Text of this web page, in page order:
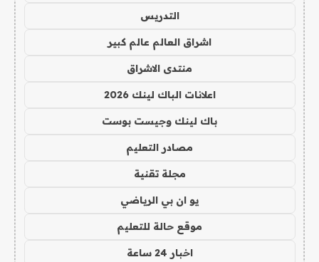
التدريس
اشراق العالم عالم كبير
منتدى الاشراق
اعلانات الباك لينك 2026
باك لينك وجيست بوست
مصادر التعليم
مجلة تقنية
يو ان بي الرياضي
موقع حالة للتعليم
اخبار 24 ساعة